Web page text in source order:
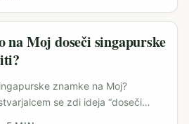
v regiji priljubljena zato, ker
z močno angažiranostjo — in
ne samo reach. Hkrati se
(npr. webpronews)
influencer marketinga močno
(več o tem v nadaljevanju).
Moj doseči singapurske
znamke na Moj?
se zdi ideja “doseči